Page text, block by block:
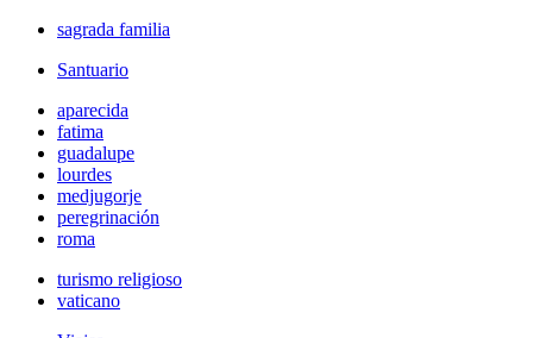
sagrada familia
Santuario
aparecida
fatima
guadalupe
lourdes
medjugorje
peregrinación
roma
turismo religioso
vaticano